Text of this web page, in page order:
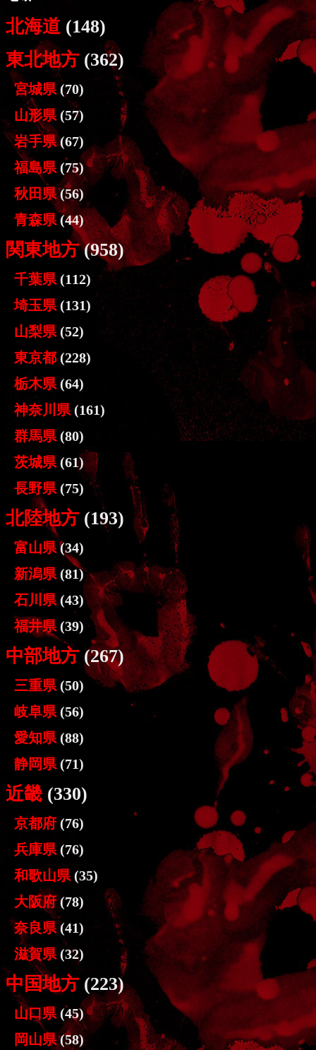
北海道(148)
東北地方 (362)
宮城県 (70)
山形県 (57)
岩手県(67)
福島県 (75)
秋田県(56)
青森県 (44)
関東地方(958)
千葉県 (112)
埼玉県 (131)
山梨県 (52)
東京都(228)
栃木県 (64)
神奈川県 (161)
群馬県 (80)
茨城県 (61)
長野県 (75)
北陸地方 (193)
富山県(34)
新潟県 (81)
石川県 (43)
福井県 (39)
中部地方 (267)
三重県 (50)
岐阜県 (56)
愛知県 (88)
静岡県 (71)
近畿 (330)
京都府 (76)
兵庫県 (76)
和歌山県 (35)
大阪府(78)
奈良県(41)
滋賀県 (32)
中国地方 (223)
山口県 (45)
岡山県(58)